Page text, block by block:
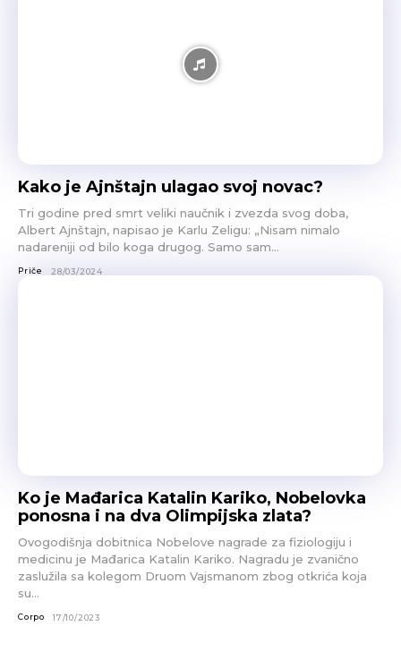
Kako je Ajnštajn ulagao svoj novac?
Tri godine pred smrt veliki naučnik i zvezda svog doba,
Albert Ajnštajn, napisao je Karlu Zeligu: „Nisam nimalo
nadareniji od bilo koga drugog. Samo sam...
Priče 28/03/2024
Ko je Mađarica Katalin Kariko, Nobelovka
ponosna i na dva Olimpijska zlata?
Ovogodišnja dobitnica Nobelove nagrade za fiziologiju i
medicinu je Mađarica Katalin Kariko. Nagradu je zvanično
zaslužila sa kolegom Druom Vajsmanom zbog otkrića koja
su...
Corpo 17/10/2023